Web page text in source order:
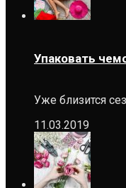
Упаковать
Уже близится
11.03.2019